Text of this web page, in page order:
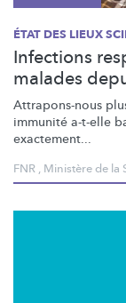
ÉTAT DES LIEUX
Infections
malades
Attrapons-nous
immunité a-t-elle
exactement...
FNR , Ministère de la